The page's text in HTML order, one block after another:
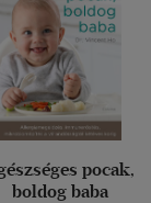
pocak,
boldog baba